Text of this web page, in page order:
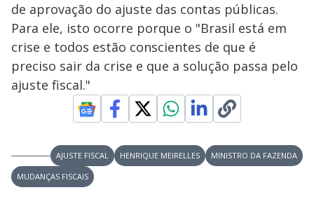
de aprovação do ajuste das contas públicas.
Para ele, isto ocorre porque o "Brasil está em
crise e todos estão conscientes de que é
preciso sair da crise e que a solução passa pelo
ajuste fiscal."
AJUSTE FISCAL HENRIQUE MEIRELLES
MINISTRO DA FAZENDA
MUDANÇAS FISCAIS